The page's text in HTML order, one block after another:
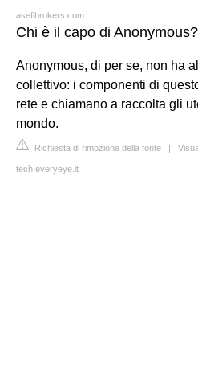
asefibrokers.com
Chi è il capo di Anonymous?
Anonymous, di per se, non ha
collettivo: i componenti di
rete e chiamano a raccolta gli
mondo.
Richiesta di rimozione della fonte |
tech.everyeye.it